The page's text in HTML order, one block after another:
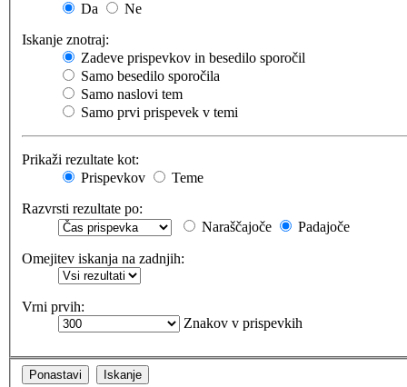
Da
Ne
Iskanje znotraj:
Zadeve prispevkov in besedilo sporočil
Samo besedilo sporočila
Samo naslovi tem
Samo prvi prispevek v temi
Prikaži rezultate kot:
Prispevkov
Teme
Razvrsti rezultate po:
Naraščajoče
Padajoče
Omejitev iskanja na zadnjih:
Vrni prvih:
Znakov v prispevkih